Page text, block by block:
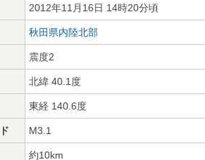
2012年11月16日 14時20分頃
秋田県内陸北部
震度2
北緯 40.1度
東経 140.6度
M3.1
約10km